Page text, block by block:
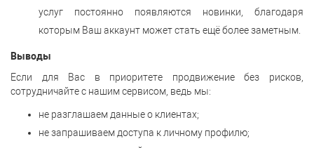
услуг постоянно появляются новинки, благодаря
которым Ваш аккаунт может стать ещё более заметным.
Выводы
Если для Вас в приоритете продвижение без рисков,
сотрудничайте с нашим сервисом, ведь мы:
не разглашаем данные о клиентах;
не запрашиваем доступа к личному профилю;